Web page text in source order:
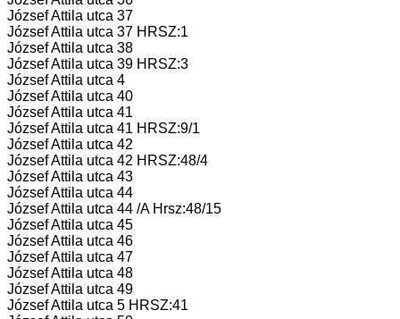
József Attila utca 37
József Attila utca 37 HRSZ:1
József Attila utca 38
József Attila utca 39 HRSZ:3
József Attila utca 4
József Attila utca 40
József Attila utca 41
József Attila utca 41 HRSZ:9/1
József Attila utca 42
József Attila utca 42 HRSZ:48/4
József Attila utca 43
József Attila utca 44
József Attila utca 44 /A Hrsz:48/15
József Attila utca 45
József Attila utca 46
József Attila utca 47
József Attila utca 48
József Attila utca 49
József Attila utca 5 HRSZ:41